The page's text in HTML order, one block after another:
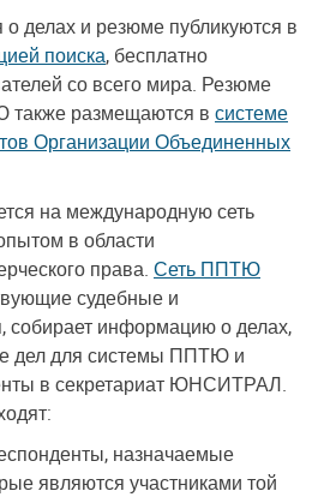
делах и резюме публикуются в
поиска, бесплатно
со всего мира. Резюме
размещаются в системе
Организации Объединенных
на международную сеть
в области
права. Сеть ППТЮ
судебные и
информацию о делах,
дел для системы ППТЮ и
в секретариат ЮНСИТРАЛ.
назначаемые
являются участниками той